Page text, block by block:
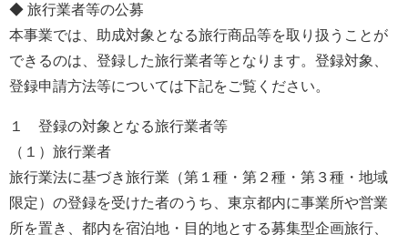
◆ 旅行業者等の公募
本事業では、助成対象となる旅行商品等を取り扱うことが
できるのは、登録した旅行業者等となります。登録対象、
登録申請方法等については下記をご覧ください。
１ 登録の対象となる旅行業者等
（１）旅行業者
旅行業法に基づき旅行業（第１種・第２種・第３種・地域
限定）の登録を受けた者のうち、東京都内に事業所や営業
所を置き、都内を宿泊地・目的地とする募集型企画旅行、